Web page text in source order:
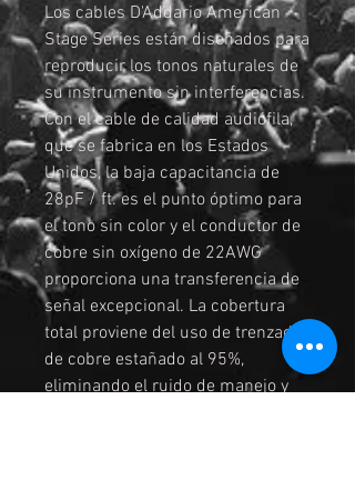
Los cables D'Addario American
Stage Series están diseñados para
reproducir los tonos naturales de
su instrumento sin interferencias.
Con el cable de calidad audiófila,
que se fabrica en los Estados
Unidos, la baja capacitancia de
28pF / ft. es el punto óptimo para
el tono sin color y el conductor de
cobre sin oxígeno de 22AWG
proporciona una transferencia de
señal excepcional. La cobertura
total proviene del uso de trenzado
de cobre estañado al 95%,
eliminando el ruido de manejo y